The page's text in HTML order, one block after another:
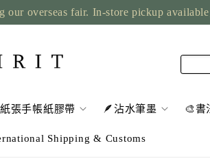
overseas fair. In-store pickup
張手帳紙膠帶 🪶沾水筆墨 🎨書
Shipping & Customs